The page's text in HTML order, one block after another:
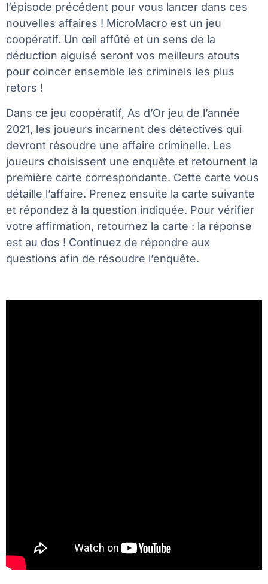
l’épisode précédent pour vous lancer dans ces
nouvelles affaires ! MicroMacro est un jeu
coopératif. Un œil affûté et un sens de la
déduction aiguisé seront vos meilleurs atouts
pour coincer ensemble les criminels les plus
retors !
Dans ce jeu coopératif, As d’Or jeu de l’année
2021, les joueurs incarnent des détectives qui
devront résoudre une affaire criminelle. Les
joueurs choisissent une enquête et retournent la
première carte correspondante. Cette carte vous
détaille l’affaire. Prenez ensuite la carte suivante
et répondez à la question indiquée. Pour vérifier
votre affirmation, retournez la carte : la réponse
est au dos ! Continuez de répondre aux
questions afin de résoudre l’enquête.